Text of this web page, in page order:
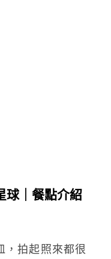
球｜餐點介紹
，拍起照來都很